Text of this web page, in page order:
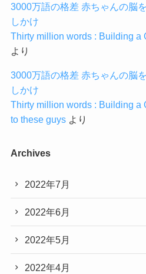
3000万語の格差 赤ちゃんの脳
しかけ
Thirty million words : Building a
より
3000万語の格差 赤ちゃんの脳
しかけ
Thirty million words : Building a
to these guysより
Archives
2022年7月
2022年6月
2022年5月
2022年4月